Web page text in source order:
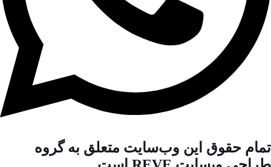
تمام حقوق این وب‌سایت متعلق به گروه